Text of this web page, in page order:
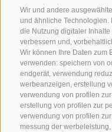
Wir und andere ausgewählte
und ähnliche Technologien.
die Nutzung digitaler
verbessern und,
Wir können Ihre Daten zum
verwenden: speichern von
endgerät, verwendung
werbeanzeigen, erstellung
verwendung von profilen
erstellung von profilen zur
verwendung von profilen
messung der